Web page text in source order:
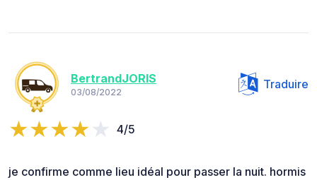
BertrandJORIS
03/08/2022
Traduire
4/5
je confirme comme lieu idéal pour passer la nuit. hormis